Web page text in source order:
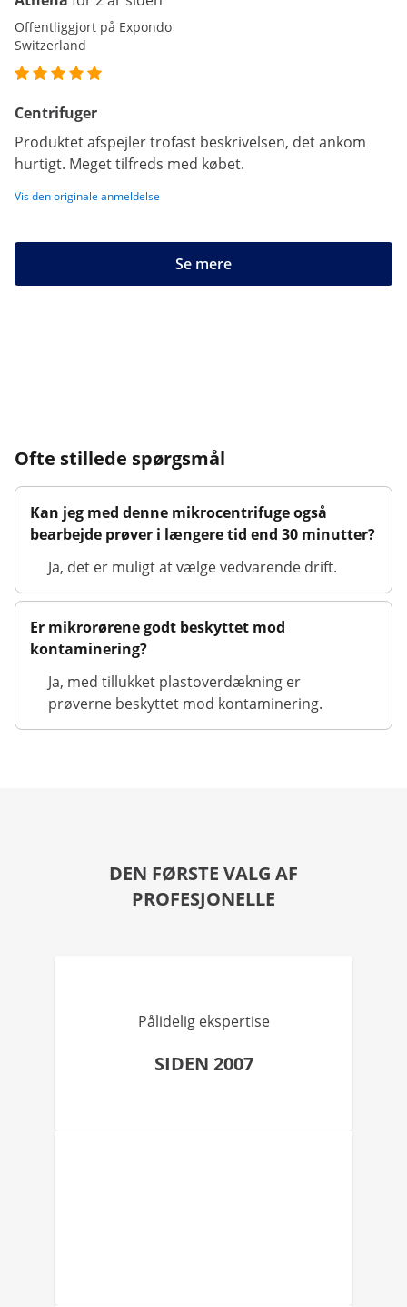
Offentliggjort på Expondo
Switzerland
Centrifuger
Produktet afspejler trofast beskrivelsen, det ankom
hurtigt. Meget tilfreds med købet.
Vis den originale anmeldelse
Se mere
Ofte stillede spørgsmål
Kan jeg med denne mikrocentrifuge også
bearbejde prøver i længere tid end 30 minutter?
Ja, det er muligt at vælge vedvarende drift.
Er mikrorørene godt beskyttet mod
kontaminering?
Ja, med tillukket plastoverdækning er
prøverne beskyttet mod kontaminering.
DEN FØRSTE VALG AF
PROFESJONELLE
Pålidelig ekspertise
SIDEN 2007